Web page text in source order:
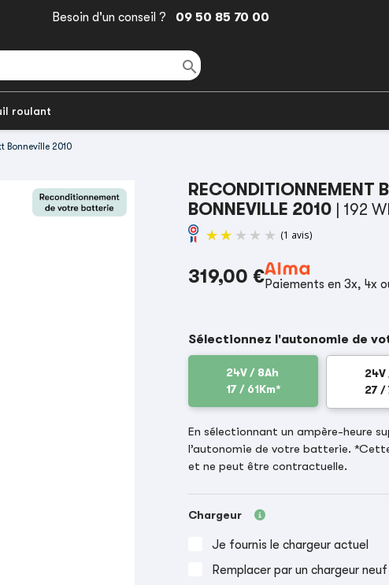
Besoin d'un conseil ? 09 50 85 70 00

roulant
Bonneville 2010
RECONDITIONNEMENT
BONNEVILLE 2010
| 192
319,00 €Paiements en 3x, 4x
Sélectionnez l'autonomie de
24V / 8Ah
17 / 61Km*
24V
27 /
En sélectionnant un ampère-heure
l’autonomie de votre batterie.
et ne peut être contractuelle.
Chargeur
Je fournis le chargeur actuel
Remplacer par un chargeur